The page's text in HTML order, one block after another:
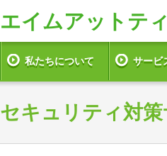
エイムアットテ
私たちについて サービ
セキュリティ対